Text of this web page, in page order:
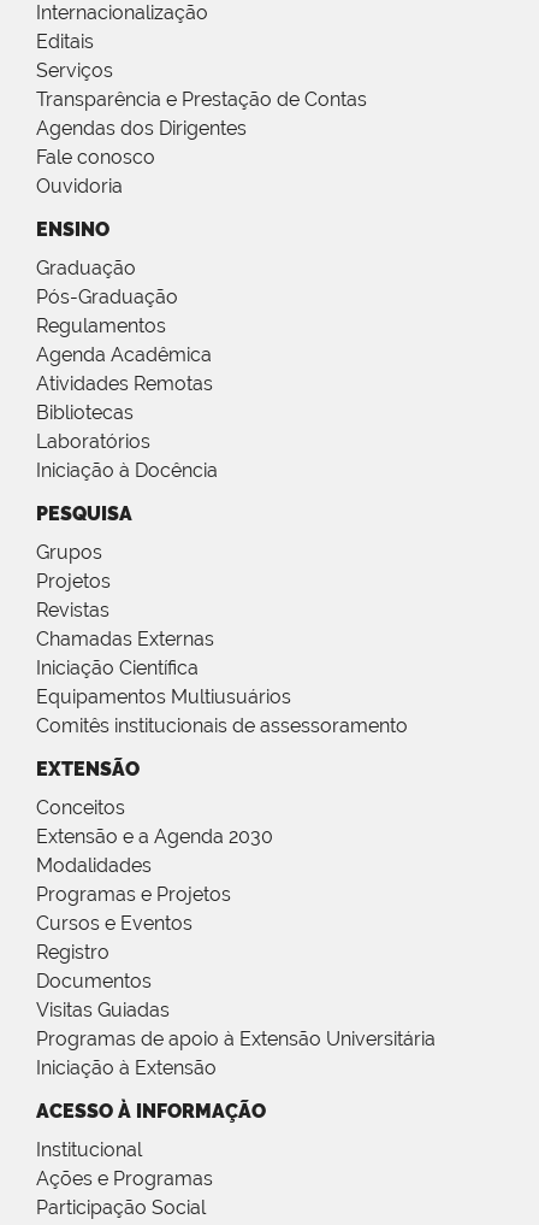
Internacionalização
Editais
Serviços
Transparência e Prestação de Contas
Agendas dos Dirigentes
Fale conosco
Ouvidoria
ENSINO
Graduação
Pós-Graduação
Regulamentos
Agenda Acadêmica
Atividades Remotas
Bibliotecas
Laboratórios
Iniciação à Docência
PESQUISA
Grupos
Projetos
Revistas
Chamadas Externas
Iniciação Científica
Equipamentos Multiusuários
Comitês institucionais de assessoramento
EXTENSÃO
Conceitos
Extensão e a Agenda 2030
Modalidades
Programas e Projetos
Cursos e Eventos
Registro
Documentos
Visitas Guiadas
Programas de apoio à Extensão Universitária
Iniciação à Extensão
ACESSO À INFORMAÇÃO
Institucional
Ações e Programas
Participação Social